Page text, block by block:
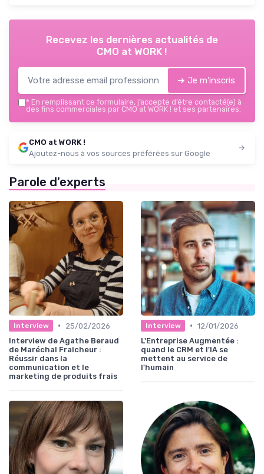
Recevez les dernières actualités de
CMO at WORK !
➔ Je m'inscris
* En remplissant ce formulaire, j’accepte d’être contacté(e) à
des fins commerciales par CMO at WORK ! et ses partenaires.
CMO at WORK !
Ajoutez-nous à vos sources préférées sur Google
Parole d'experts
Interview •
25/02/2026
Interview de Agathe Beraud
de Maréchal Fraîcheur :
Réussir dans la
communication et le
marketing de produits frais
Interview • 12/01/2026
L'Entreprise Augmentée :
quand le CRM et l'IA se
mettent au service de
l'humain